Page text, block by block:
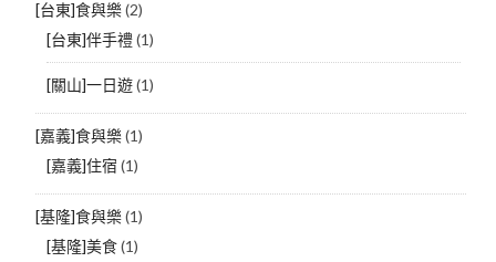
[台東]食與樂(2)
[台東]伴手禮(1)
[關山]一日遊(1)
[嘉義]食與樂(1)
[嘉義]住宿 (1)
[基隆]食與樂(1)
[基隆]美食(1)